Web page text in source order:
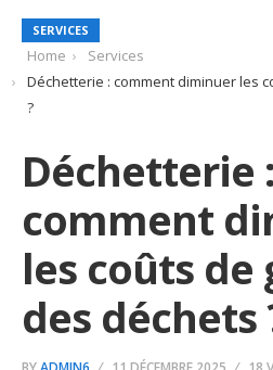
SERVICES
Home
Services
Déchetterie : comment diminuer les
?
Déchetterie :
comment
les coûts de
des déchets